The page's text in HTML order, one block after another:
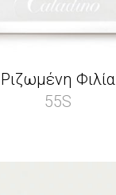
Ριζωμένη Φιλία
55S